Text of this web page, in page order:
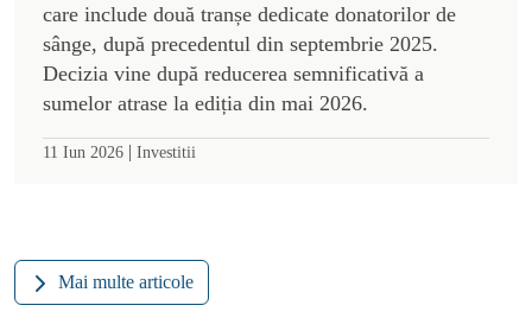
care include două tranșe dedicate donatorilor de
sânge, după precedentul din septembrie 2025.
Decizia vine după reducerea semnificativă a
sumelor atrase la ediția din mai 2026.
11 Iun 2026 | Investitii
Mai multe articole